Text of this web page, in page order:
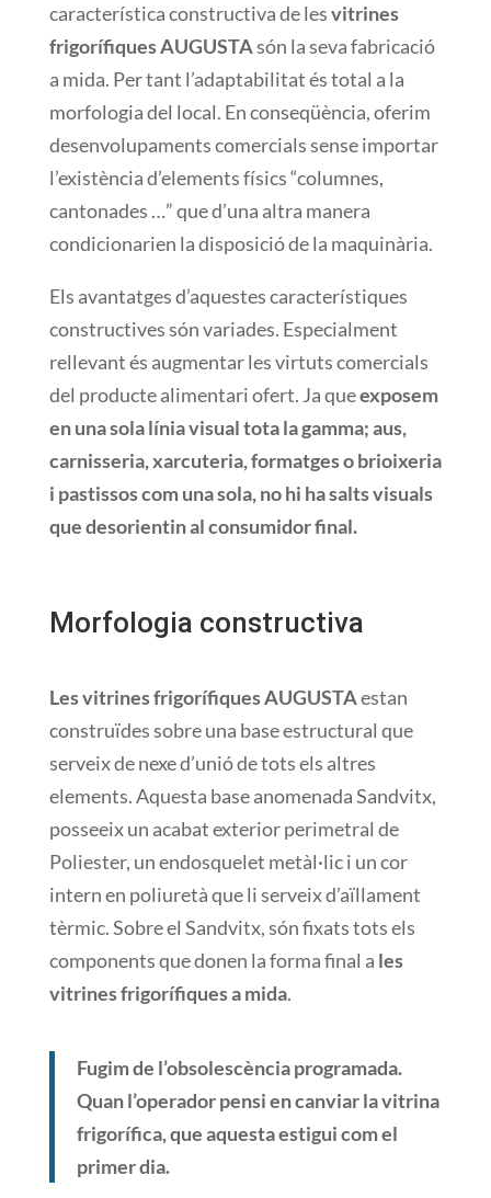
característica constructiva de lesvitrines
frigorífiques AUGUSTAsón la seva fabricació
a mida. Per tant l’adaptabilitat és total a la
morfologia del local. En conseqüència, oferim
desenvolupaments comercials sense importar
l’existència d’elements físics “columnes,
cantonades …” que d’una altra manera
condicionarien la disposició de la maquinària.
Els avantatges d’aquestes característiques
constructives són variades. Especialment
rellevant és augmentar les virtuts comercials
del producte alimentari ofert. Ja queexposem
en una sola línia visual tota la gamma; aus,
carnisseria, xarcuteria, formatges o brioixeria
i pastissos com una sola, no hi ha salts visuals
que desorientin al consumidor final.
Morfologia constructiva
LesvitrinesfrigorífiquesAUGUSTAestan
construïdessobre una baseestructural que
serveix denexed’unióde tots els altres
elements.Aquesta baseanomenadaSandvitx,
posseeix un acabat exteriorperimetral de
Poliester, unendosquelet metàl·lic i un cor
internen poliuretàque li serveixd’aïllament
tèrmic.Sobre el Sandvitx,sónfixatstotsels
components quedonen la formafinal a les
vitrinesfrigorífiquesa mida.
Fugimde l’obsolescènciaprogramada.
Quan l’operadorpensi encanviarlavitrina
frigorífica,queaquestaestiguicom el
primer dia.